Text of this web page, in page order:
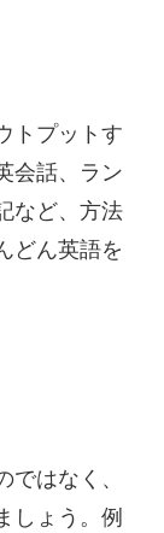
トプットす
会話、ラン
など、方法
どん英語を
はなく、
しょう。例